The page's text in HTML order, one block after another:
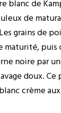
blanc de
de
grains de
puis
noire par
doux.
crème